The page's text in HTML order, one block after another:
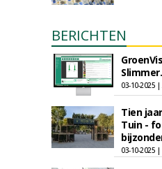
BERICHTEN
03-10-2025 |
Tien
Tuin -
03-10-2025 |